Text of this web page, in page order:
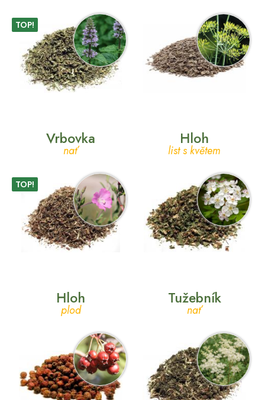
TOP!
Vrbovka
nať
TOP!
Hloh
list s květem
Hloh
plod
Tužebník
nať